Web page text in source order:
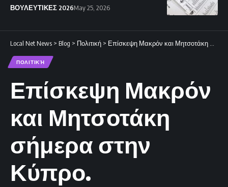
ΒΟΥΛΕΥΤΙΚΕΣ 2026May 25, 2026
Local Net News > Blog > Πολιτική > Επίσκεψη Μακρόν και Μητσοτάκη σήμερα στην Κύπρο.
ΠΟΛΙΤΙΚΉ
Επίσκεψη Μακρόν
και Μητσοτάκη
σήμερα στην
Κύπρο.